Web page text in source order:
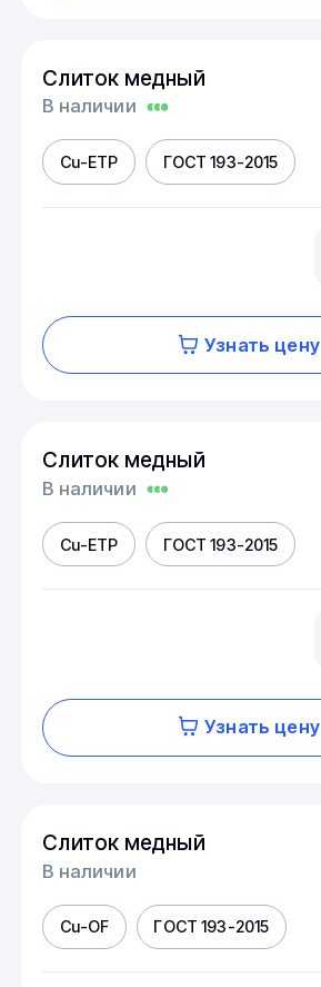
Слиток медный
В наличии
Cu-ETP ГОСТ 193-2015
Узнать цену
Слиток медный
В наличии
Cu-ETP ГОСТ 193-2015
Узнать цену
Слиток медный
В наличии
Cu-OF ГОСТ 193-2015